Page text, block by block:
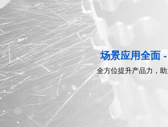
场景应用全面
全方位提升产品力，